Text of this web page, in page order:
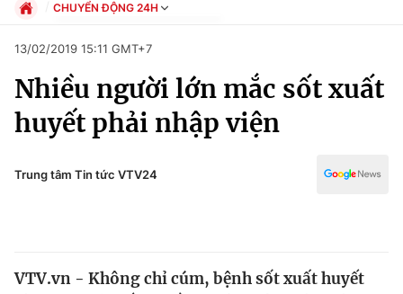
Chuyên mục
Chính trị
Xã hội
CHUYỂN ĐỘNG 24H
Xã hội
Pháp luật
Kinh tế
Thể thao
Văn hóa - Giải trí
Giáo dục
13/02/2019 15:11 GMT+7
Nhiều người lớn mắc sốt xuất
huyết phải nhập viện
Trung tâm Tin tức VTV24
VTV.vn - Không chỉ cúm, bệnh sốt xuất huyết